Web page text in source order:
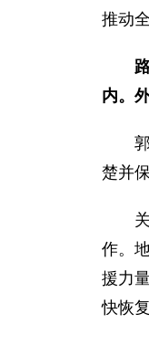
推动
内。
楚并
作。
援力
快恢